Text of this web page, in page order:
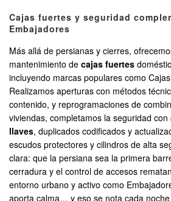
Cajas fuertes y seguridad
Embajadores
Más allá de persianas y cierres,
mantenimiento de cajas fuertes
incluyendo marcas populares como
Realizamos aperturas con métodos
contenido, y reprogramaciones de
viviendas, completamos la seguridad con
llaves, duplicados codificados y
escudos protectores y cilindros de alta
clara: que la persiana sea la primera
cerradura y el control de accesos
entorno urbano y activo como
aporta calma… y eso se nota cada